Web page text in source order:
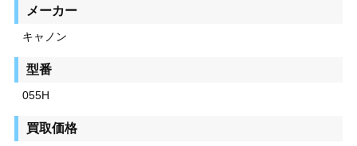
メーカー
キャノン
型番
055H
買取価格